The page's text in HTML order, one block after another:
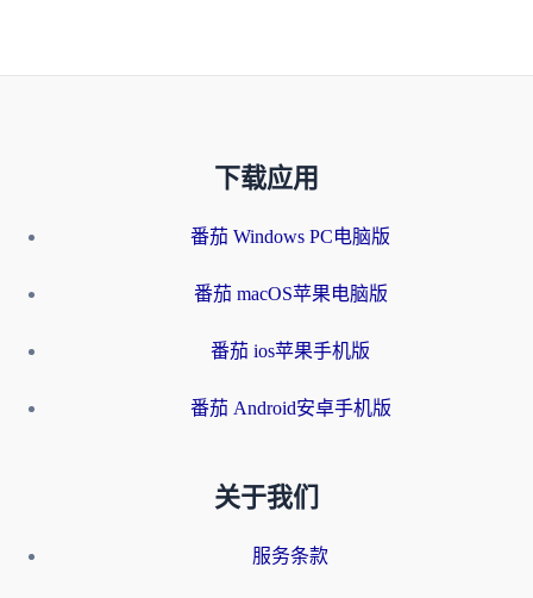
下载应用
番茄 Windows PC电脑版
番茄 macOS苹果电脑版
番茄 ios苹果手机版
番茄 Android安卓手机版
关于我们
服务条款